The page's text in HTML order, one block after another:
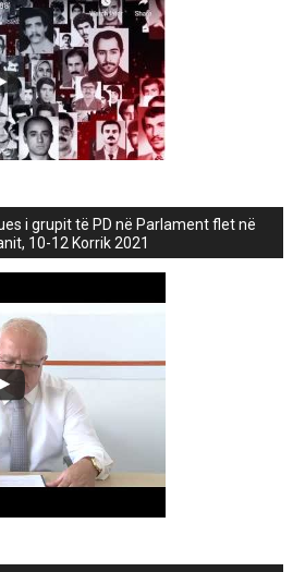
i grupit të PD në Parlament flet në
10-12 Korrik 2021